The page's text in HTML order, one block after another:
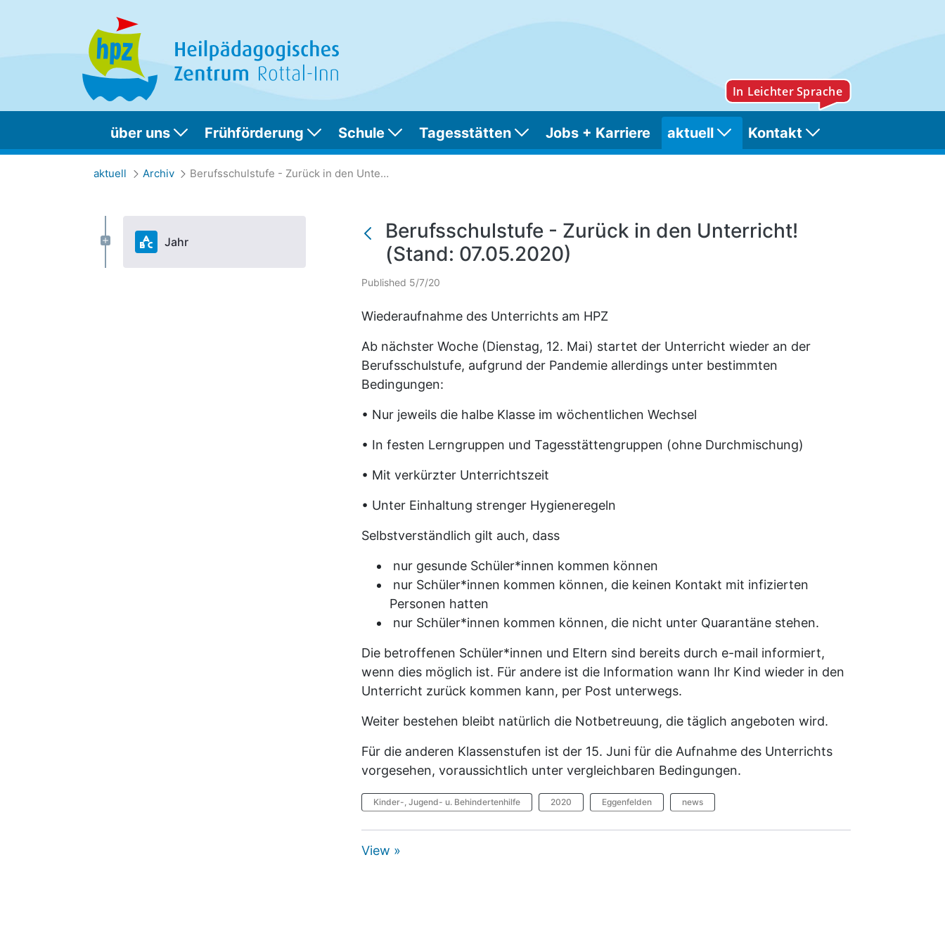
über uns Frühförderung Schule Tagesstätten Jobs + Karriere aktuell Kontakt
Berufsschulstufe - Zurück in den Unterricht! (Stand: 07.05.2020)
aktuell Archiv Berufsschulstufe - Zurück in den Unterricht! (Stand: 07.05.2020)
Jahr
Berufsschulstufe - Zurück in den Unterricht!
(Stand: 07.05.2020)
Published 5/7/20
Wiederaufnahme des Unterrichts am HPZ
Ab nächster Woche (Dienstag, 12. Mai) startet der Unterricht wieder an der
Berufsschulstufe, aufgrund der Pandemie allerdings unter bestimmten
Bedingungen:
• Nur jeweils die halbe Klasse im wöchentlichen Wechsel
• In festen Lerngruppen und Tagesstättengruppen (ohne Durchmischung)
• Mit verkürzter Unterrichtszeit
• Unter Einhaltung strenger Hygieneregeln
Selbstverständlich gilt auch, dass
nur gesunde Schüler*innen kommen können
nur Schüler*innen kommen können, die keinen Kontakt mit infizierten
Personen hatten
nur Schüler*innen kommen können, die nicht unter Quarantäne stehen.
Die betroffenen Schüler*innen und Eltern sind bereits durch e-mail informiert,
wenn dies möglich ist. Für andere ist die Information wann Ihr Kind wieder in den
Unterricht zurück kommen kann, per Post unterwegs.
Weiter bestehen bleibt natürlich die Notbetreuung, die täglich angeboten wird.
Für die anderen Klassenstufen ist der 15. Juni für die Aufnahme des Unterrichts
vorgesehen, voraussichtlich unter vergleichbaren Bedingungen.
Kinder-, Jugend- u. Behindertenhilfe 2020 Eggenfelden news
View »